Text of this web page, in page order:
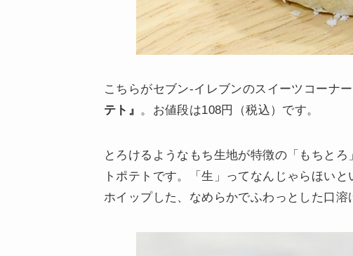
こちらがセブン-イレブンのスイーツコーナ
テト』 。お値段は108円（税込）です。
とろけるようなもち生地が特徴の「もちと
トポテトです。「生」ってなんじゃらほい
ホイップした、なめらかでふわっとした口溶